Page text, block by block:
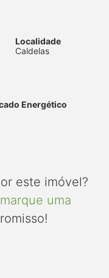
Localidade
Caldelas
Energético
este imóvel?
uma